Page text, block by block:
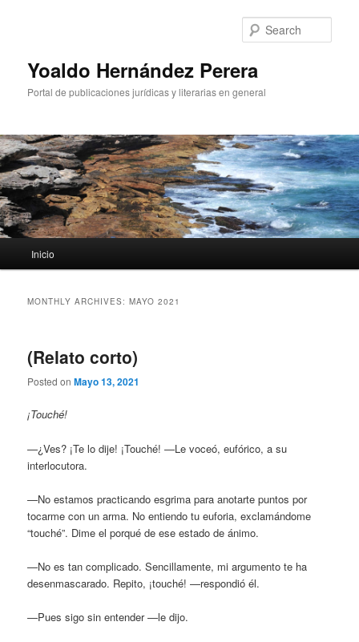
Yoaldo Hernández Perera
Portal de publicaciones jurídicas y literarias en general
Skip to primary content
Skip to secondary content
Inicio
MONTHLY ARCHIVES:MAYO 2021
(Relato corto)
Posted onMayo 13, 2021
¡Touché!
—¿Ves? ¡Te lo dije! ¡Touché! —Le voceó, eufórico, a su
interlocutora.
—No estamos practicando esgrima para anotarte puntos por
tocarme con un arma. No entiendo tu euforia, exclamándome
“touché”. Dime el porqué de ese estado de ánimo.
—No es tan complicado. Sencillamente, mi argumento te ha
desenmascarado. Repito, ¡touché! —respondió él.
—Pues sigo sin entender —le dijo.